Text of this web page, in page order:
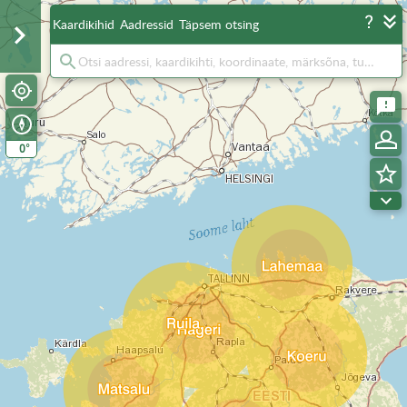
0°
Kaardikihid Aadressid Täpsem otsing